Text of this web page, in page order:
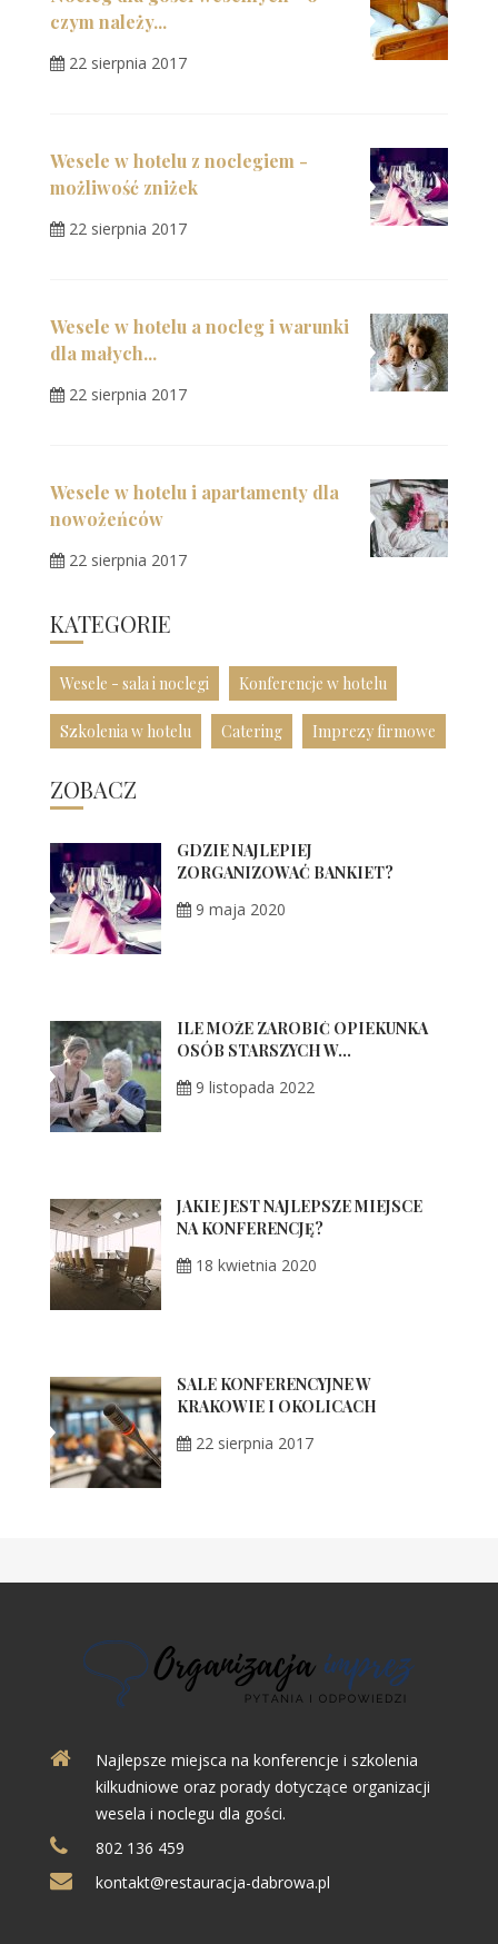
czym należy...
22 sierpnia 2017
Wesele w hotelu z noclegiem -
możliwość zniżek
22 sierpnia 2017
Wesele w hotelu a nocleg i warunki
dla małych...
22 sierpnia 2017
Wesele w hotelu i apartamenty dla
nowożeńców
22 sierpnia 2017
KATEGORIE
Wesele - sala i noclegi Konferencje w hotelu
Szkolenia w hotelu Catering Imprezy firmowe
ZOBACZ
GDZIE NAJLEPIEJ
ZORGANIZOWAĆ BANKIET?
9 maja 2020
ILE MOŻE ZAROBIĆ OPIEKUNKA
OSÓB STARSZYCH W...
9 listopada 2022
JAKIE JEST NAJLEPSZE MIEJSCE
NA KONFERENCJĘ?
18 kwietnia 2020
SALE KONFERENCYJNE W
KRAKOWIE I OKOLICACH
22 sierpnia 2017
Najlepsze miejsca na konferencje i szkolenia
kilkudniowe oraz porady dotyczące organizacji
wesela i noclegu dla gości.
802 136 459
kontakt@restauracja-dabrowa.pl